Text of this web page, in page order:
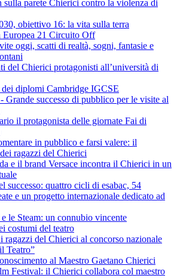
sulla parete Chierici contro la violenza di
obiettivo 16: la vita sulla terra
Europea 21 Circuito Off
oggi, scatti di realtà, sogni, fantasie e
del Chierici protagonisti all’università di
dei diplomi Cambridge IGCSE
Grande successo di pubblico per le visite al
il protagonista delle giornate Fai di
in pubblico e farsi valere: il
ragazzi del Chierici
e il brand Versace incontra il Chierici in un
successo: quattro cicli di esabac, 54
e un progetto internazionale dedicato ad
le Steam: un connubio vincente
costumi del teatro
ragazzi del Chierici al concorso nazionale
Teatro”
al Maestro Gaetano Chierici
Festival: il Chierici collabora col maestro